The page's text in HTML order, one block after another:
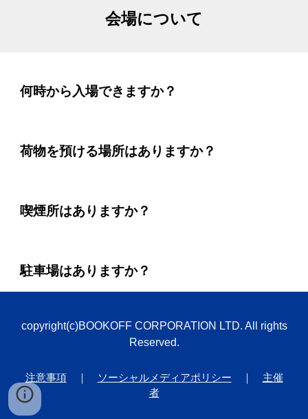
会場について
何時から入場できますか？
荷物を預ける場所はありますか？
喫煙所はありますか？
駐車場はありますか？
copyright(c)BOOKOFF CORPORATION LTD. All rights
Reserved.
注意事項｜ ソーシャルメディアポリシー ｜ 主催
者